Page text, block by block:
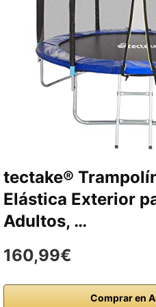
tectake®
Elástica Exterior
Adultos, …
160,99€
Comprar en